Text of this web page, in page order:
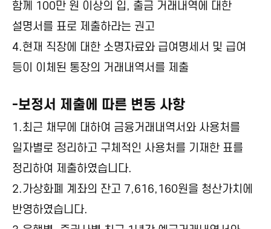
함께 100만 원 이상의 입, 출금 거래내역에 대한
설명서를 표로 제출하라는 권고
4.현재 직장에 대한 소명자료와 급여명세서 및 급여
등이 이체된 통장의 거래내역서를 제출
-보정서 제출에 따른 변동 사항
1.최근 채무에 대하여 금융거래내역서와 사용처를
일자별로 정리하고 구체적인 사용처를 기재한 표를
정리하여 제출하였습니다.
2.가상화폐 계좌의 잔고 7,616,160원을 청산가치에
반영하였습니다.